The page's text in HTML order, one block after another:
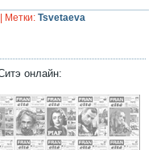
Метки: Tsvetaeva
онлайн: